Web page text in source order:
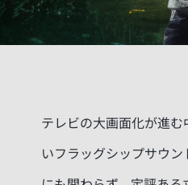
テレビの大画面化が進
いフラッグシップサウ